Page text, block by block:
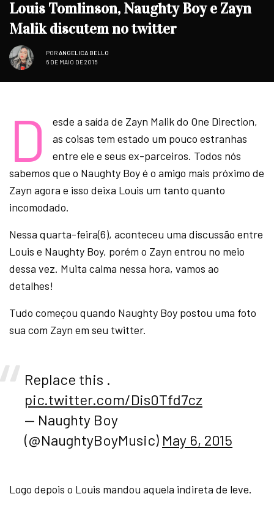
Louis Tomlinson, Naughty Boy e Zayn
Malik discutem no twitter
PORANGELICA BELLO
6 DE MAIO DE 2015
D
esde a saída de Zayn Malik do One Direction,
as coisas tem estado um pouco estranhas
entre ele e seus ex-parceiros. Todos nós
sabemos que o Naughty Boy é o amigo mais próximo de
Zayn agora e isso deixa Louis um tanto quanto
incomodado.
Nessa quarta-feira(6), aconteceu uma discussão entre
Louis e Naughty Boy, porém o Zayn entrou no meio
dessa vez. Muita calma nessa hora, vamos ao
detalhes!
Tudo começou quando Naughty Boy postou uma foto
sua com Zayn em seu twitter.
Replace this .
pic.twitter.com/Dis0Tfd7cz
— Naughty Boy
(@NaughtyBoyMusic) May 6, 2015
Logo depois o Louis mandou aquela indireta de leve.